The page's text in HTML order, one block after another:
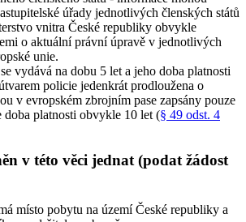
úřady jednotlivých členských států
vnitra České republiky obvykle
o aktuální právní úpravě v jednotlivých
unie.
vydává na dobu 5 let a jeho doba platnosti
policie jedenkrát prodloužena o
v evropském zbrojním pase zapsány pouze
doba platnosti obvykle 10 let (§ 49 odst. 4
v této věci jednat (podat žádost
místo pobytu na území České republiky a